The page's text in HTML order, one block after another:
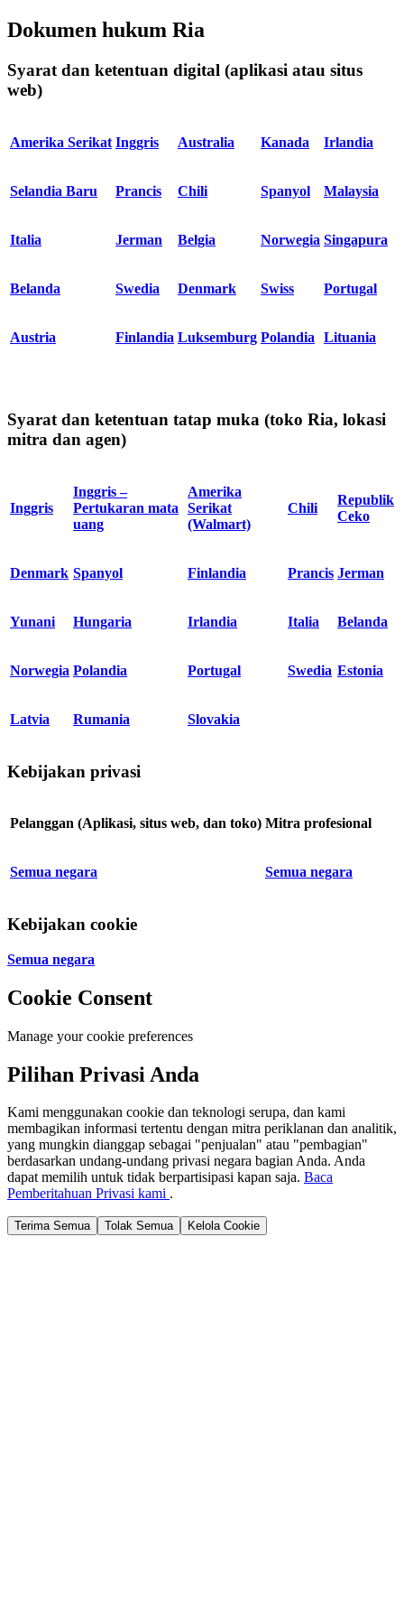
Dokumen hukum Ria
Syarat dan ketentuan digital (aplikasi atau situs
web)
Amerika Serikat Inggris Australia Kanada Irlandia
Selandia Baru Prancis Chili Spanyol Malaysia
Italia Jerman Belgia Norwegia Singapura
Belanda Swedia Denmark Swiss Portugal
Austria Finlandia Luksemburg Polandia Lituania
Syarat dan ketentuan tatap muka (toko Ria, lokasi
mitra dan agen)
Inggris
Inggris –
Pertukaran mata
uang
Amerika
Serikat
(Walmart)
Chili
Republik
Ceko
Denmark Spanyol Finlandia Prancis Jerman
Yunani Hungaria Irlandia Italia Belanda
Norwegia Polandia Portugal Swedia Estonia
Latvia Rumania Slovakia
Kebijakan privasi
Pelanggan (Aplikasi, situs web, dan toko) Mitra profesional
Semua negara Semua negara
Kebijakan cookie
Semua negara
Cookie Consent
Manage your cookie preferences
Pilihan Privasi Anda
Kami menggunakan cookie dan teknologi serupa, dan kami
membagikan informasi tertentu dengan mitra periklanan dan analitik,
yang mungkin dianggap sebagai "penjualan" atau "pembagian"
berdasarkan undang-undang privasi negara bagian Anda. Anda
dapat memilih untuk tidak berpartisipasi kapan saja. Baca
Pemberitahuan Privasi kami .
Terima Semua Tolak Semua Kelola Cookie